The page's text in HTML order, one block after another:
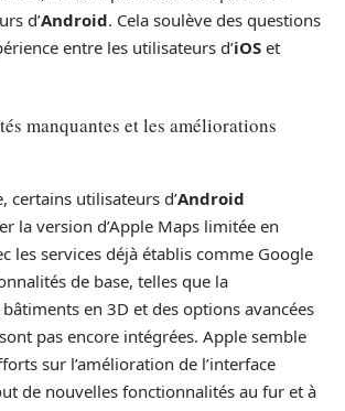
d’Android. Cela soulève des questions
entre les utilisateurs d’iOS et
manquantes et les améliorations
certains utilisateurs d’Android
la version d’Apple Maps limitée en
les services déjà établis comme Google
de base, telles que la
en 3D et des options avancées
pas encore intégrées. Apple semble
sur l’amélioration de l’interface
de nouvelles fonctionnalités au fur et à